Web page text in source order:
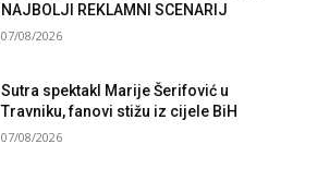
NAJBOLJI REKLAMNI SCENARIJ
07/08/2026
Sutra spektakl Marije Šerifović u
Travniku, fanovi stižu iz cijele BiH
07/08/2026